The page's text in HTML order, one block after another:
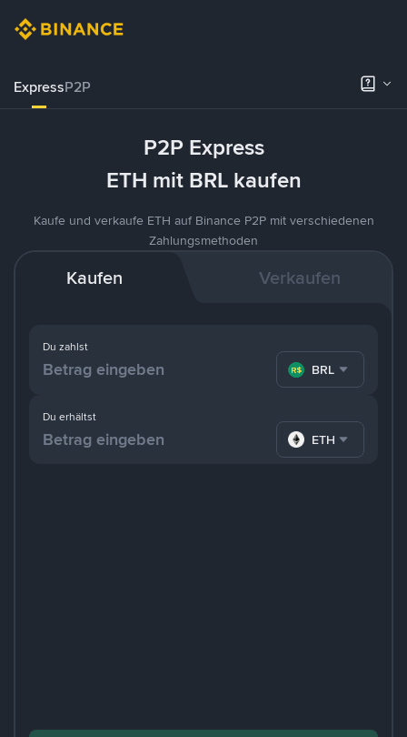
ExpressP2P
P2P Express
ETH mit BRL kaufen
Kaufe und verkaufe ETH auf Binance P2P mit verschiedenen
Zahlungsmethoden
Kaufen Verkaufen
Du zahlst
BRL
Du erhältst
ETH